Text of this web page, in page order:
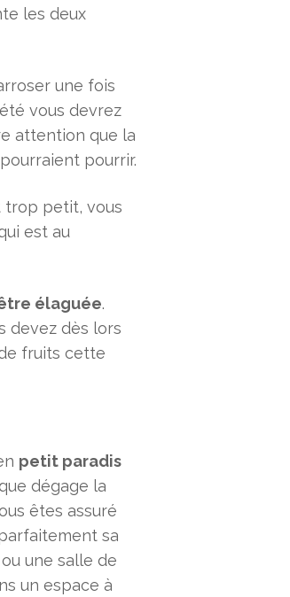
les deux
une fois
vous devrez
attention que la
pourrir.
trop petit, vous
est au
élaguée.
devez dès lors
fruits cette
petit paradis
dégage la
êtes assuré
sa
une salle de
un espace à